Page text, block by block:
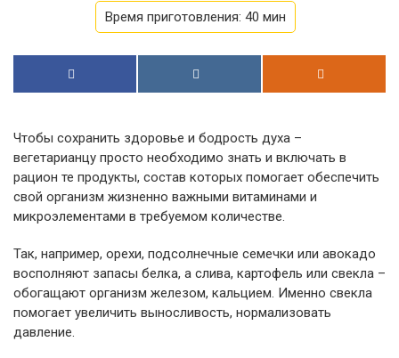
Время приготовления: 40 мин
Чтобы сохранить здоровье и бодрость духа –
вегетарианцу просто необходимо знать и включать в
рацион те продукты, состав которых помогает обеспечить
свой организм жизненно важными витаминами и
микроэлементами в требуемом количестве.
Так, например, орехи, подсолнечные семечки или авокадо
восполняют запасы белка, а слива, картофель или свекла –
обогащают организм железом, кальцием. Именно свекла
помогает увеличить выносливость, нормализовать
давление.